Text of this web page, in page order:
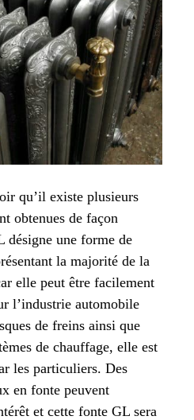
qu’il existe plusieurs
obtenues de façon
une forme de
la majorité de la
elle peut être facilement
l’industrie automobile
de freins ainsi que
de chauffage, elle est
les particuliers. Des
en fonte peuvent
et cette fonte GL sera